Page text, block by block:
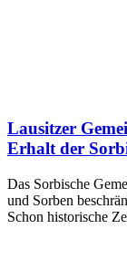
Lausitzer
Erhalt der
Das Sorbische
und Sorben
Schon historische